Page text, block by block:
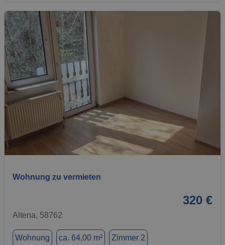
1 / 5
Wohnung zu vermieten
320 €
Altena, 58762
Wohnung ca. 64,00 m² Zimmer 2